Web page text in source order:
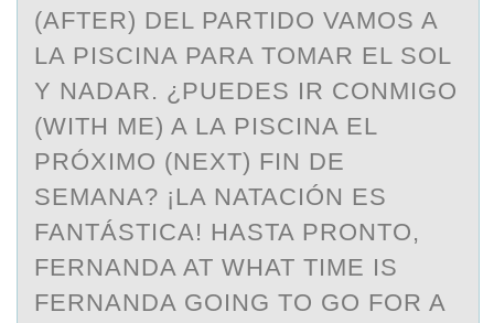
(AFTER) DEL PARTIDO VAMOS A
LA PISCINA PARA TOMAR EL SOL
Y NADAR. ¿PUEDES IR CONMIGO
(WITH ME) A LA PISCINA EL
PRÓXIMO (NEXT) FIN DE
SEMANA? ¡LA NATACIÓN ES
FANTÁSTICA! HASTA PRONTO,
FERNANDA AT WHAT TIME IS
FERNANDA GOING TO GO FOR A